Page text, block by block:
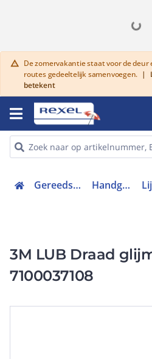
warning De zomervakantie staat voor de
routes gedeeltelijk samenvoegen. |
betekent
Gereedschap en PBM Handgereedschap
3M LUB Draad
7100037108